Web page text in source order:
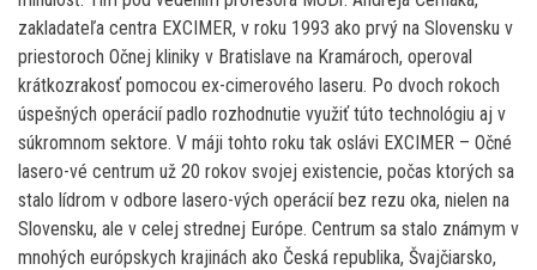
zakladateľa centra EXCIMER, v roku 1993 ako prvý na Slovensku v
priestoroch Očnej kliniky v Bratislave na Kramároch, operoval
krátkozrakosť pomocou ex-cimerového laseru. Po dvoch rokoch
úspešných operácií padlo rozhodnutie využiť túto technológiu aj v
súkromnom sektore. V máji tohto roku tak oslávi EXCIMER – Očné
lasero-vé centrum už 20 rokov svojej existencie, počas ktorých sa
stalo lídrom v odbore lasero-vých operácií bez rezu oka, nielen na
Slovensku, ale v celej strednej Európe. Centrum sa stalo známym v
mnohých európskych krajinách ako Česká republika, Švajčiarsko,